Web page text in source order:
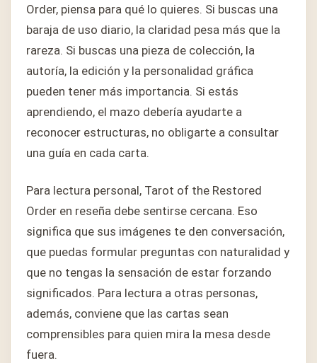
Order, piensa para qué lo quieres. Si buscas una
baraja de uso diario, la claridad pesa más que la
rareza. Si buscas una pieza de colección, la
autoría, la edición y la personalidad gráfica
pueden tener más importancia. Si estás
aprendiendo, el mazo debería ayudarte a
reconocer estructuras, no obligarte a consultar
una guía en cada carta.
Para lectura personal, Tarot of the Restored
Order en reseña debe sentirse cercana. Eso
significa que sus imágenes te den conversación,
que puedas formular preguntas con naturalidad y
que no tengas la sensación de estar forzando
significados. Para lectura a otras personas,
además, conviene que las cartas sean
comprensibles para quien mira la mesa desde
fuera.